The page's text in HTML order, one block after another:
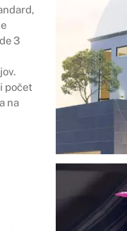
3
počet
na